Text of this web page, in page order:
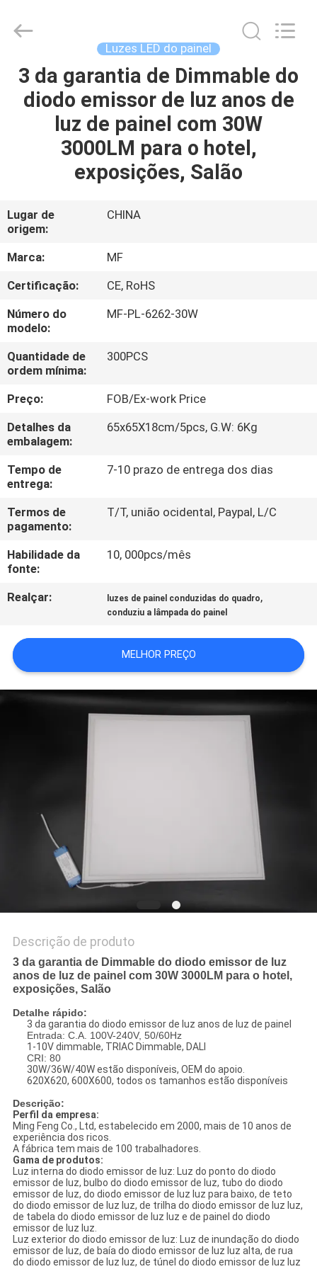
CASA
PRODUTOS
QUEM
SOMOS
EXCURSÃO
DA
FÁBRICA
CONTROLE
DA
QUALIDADE
CONTACTE-
NOS
PEÇA
UMAS
DO
SITE
Ming
Rights
Reserved.
Luzes LED do painel
3 da garantia de Dimmable do
diodo emissor de luz anos de
luz de painel com 30W
3000LM para o hotel,
exposições, Salão
Lugar de
origem:
CHINA
Marca:
MF
Certificação:
CE, RoHS
Número do
modelo:
MF-PL-6262-30W
Quantidade de
ordem mínima:
300PCS
Preço:
FOB/Ex-work Price
Detalhes da
embalagem:
65x65X18cm/5pcs, G.W: 6Kg
Tempo de
entrega:
7-10 prazo de entrega dos dias
Termos de
pagamento:
T/T, união ocidental, Paypal, L/C
Habilidade da
fonte:
10, 000pcs/mês
Realçar: luzes de painel conduzidas do quadro,
conduziu a lâmpada do painel
MELHOR PREÇO
Descrição de produto
3 da garantia de Dimmable do diodo emissor de luz
anos de luz de painel com 30W 3000LM para o hotel,
exposições, Salão
Detalhe rápido:
3 da garantia do diodo emissor de luz anos de luz de painel
Entrada: C.A. 100V-240V, 50/60Hz
1-10V dimmable, TRIAC Dimmable, DALI
CRI: 80
30W/36W/40W estão disponíveis, OEM do apoio.
620X620, 600X600, todos os tamanhos estão disponíveis
Descrição:
Perfil da empresa:
Ming Feng Co., Ltd, estabelecido em 2000, mais de 10 anos de
experiência dos ricos.
A fábrica tem mais de 100 trabalhadores.
Gama de produtos:
Luz interna do diodo emissor de luz: Luz do ponto do diodo
emissor de luz, bulbo do diodo emissor de luz, tubo do diodo
emissor de luz, do diodo emissor de luz luz para baixo, de teto
do diodo emissor de luz luz, de trilha do diodo emissor de luz luz,
de tabela do diodo emissor de luz luz e de painel do diodo
emissor de luz luz.
Luz exterior do diodo emissor de luz: Luz de inundação do diodo
emissor de luz, de baía do diodo emissor de luz luz alta, de rua
do diodo emissor de luz luz, de túnel do diodo emissor de luz luz